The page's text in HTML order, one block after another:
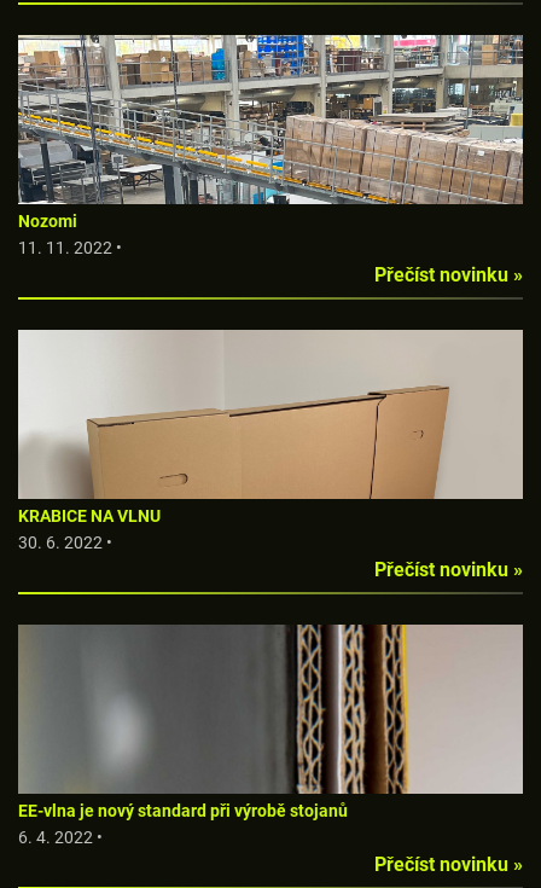
Nozomi
11. 11. 2022 •
Přečíst novinku »
KRABICE NA VLNU
30. 6. 2022 •
Přečíst novinku »
EE-vlna je nový standard při výrobě stojanů
6. 4. 2022 •
Přečíst novinku »